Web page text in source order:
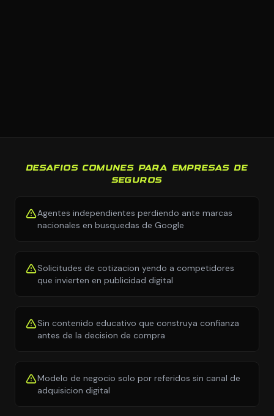
DESAFIOS COMUNES PARA EMPRESAS DE
SEGUROS
Agentes independientes perdiendo ante marcas
nacionales en busquedas de Google
Solicitudes de cotizacion yendo a competidores
que invierten en publicidad digital
Sin contenido educativo que construya confianza
antes de la decision de compra
Modelo de negocio solo por referidos sin canal de
adquisicion digital